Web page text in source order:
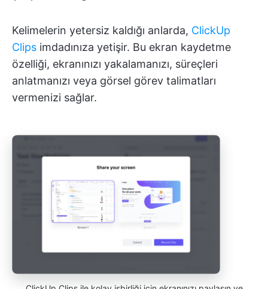
Kelimelerin yetersiz kaldığı anlarda, ClickUp
Clips imdadınıza yetişir. Bu ekran kaydetme
özelliği, ekranınızı yakalamanızı, süreçleri
anlatmanızı veya görsel görev talimatları
vermenizi sağlar.